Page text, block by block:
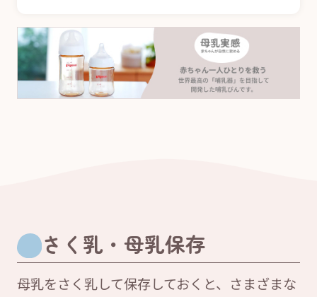
さく乳・母乳保存
母乳をさく乳して保存しておくと、さまざまな